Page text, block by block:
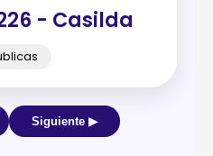
- Casilda
Siguiente ▶